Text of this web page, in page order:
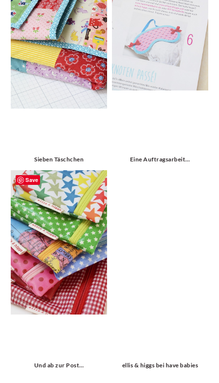
Sieben Täschchen Eine Auftragsarbeit…
Und ab zur Post… ellis & higgs bei have babies
Save